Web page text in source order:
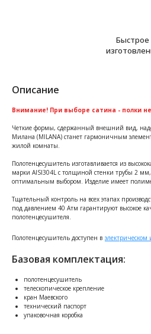
Быстрое
Описание
Внимание! При выборе сатина - полки
Четкие формы, сдержанный внешний вид,
Милана (MILANA) cтанет гармоничным
жилой комнаты.
Полотенцесушитель изготавливается из
марки AISI304L с толщиной стенки трубы 2
оптимальным выбором. Изделие имеет
Тщательный контроль на всех этапах
под давлением 40 Атм гарантируют высокое
полотенцесушителя.
Полотенцесушитель доступен в
Базовая комплектация:
полотенцесушитель
телескопическое крепление
кран Маевского
технический паспорт
упаковочная коробка